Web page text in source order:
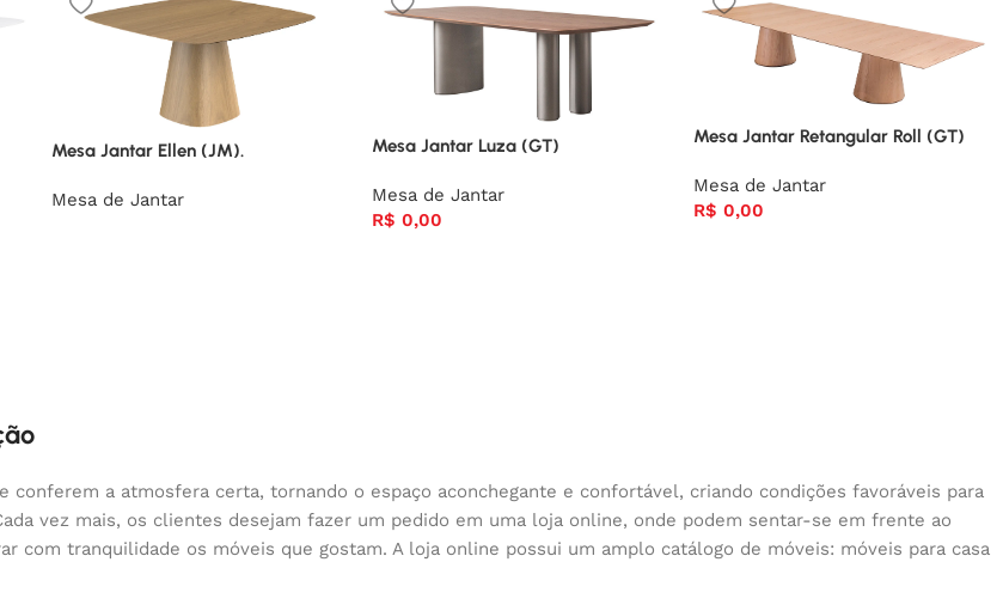
Mesa Jantar Ellen (JM).
Mesa de Jantar
Mesa Jantar Luza (GT)
Mesa de Jantar
R$ 0,00
Mesa Jantar Retangular Roll (GT)
Mesa de Jantar
R$ 0,00
a atmosfera certa, tornando o espaço aconchegante e confortável, criando condições favoráveis para
vez mais, os clientes desejam fazer um pedido em uma loja online, onde podem sentar-se em frente ao
com tranquilidade os móveis que gostam. A loja online possui um amplo catálogo de móveis: móveis para casa